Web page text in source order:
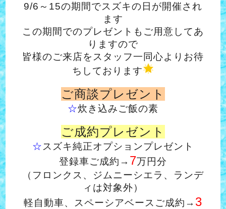
9/6～15の期間でスズキの日が開催され
ます
この期間でのプレゼントもご用意してあ
りますので
皆様のご来店をスタッフ一同心よりお待
ちしております
ご商談プレゼント
☆炊き込みご飯の素
ご成約プレゼント
☆ スズキ純正オプションプレゼント
登録車ご成約→ 7万円分
（フロンクス、ジムニーシエラ、ランデ
ィは対象外）
軽自動車、スペーシアベースご成約→ 3